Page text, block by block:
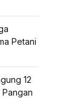
Petani
12